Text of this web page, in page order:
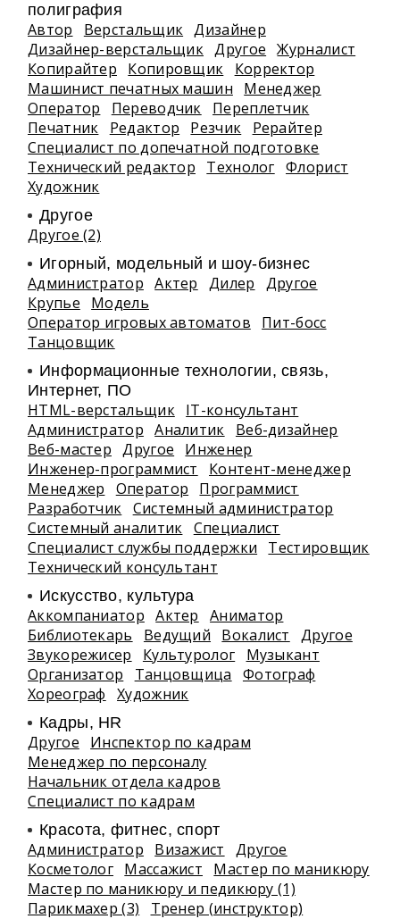
полиграфия
Автор Верстальщик Дизайнер
Дизайнер-верстальщик Другое
Журналист
Копирайтер
Копировщик
Корректор
Машинист печатных машин
Менеджер
Оператор
Переводчик
Переплетчик
Печатник
Редактор Резчик
Рерайтер
Специалист по допечатной подготовке
Технический редактор
Технолог Флорист
Художник
Другое
Другое (2)
Игорный, модельный и шоу-бизнес
Администратор Актер Дилер
Другое
Крупье
Модель
Оператор игровых автоматов
Пит-босс
Танцовщик
Информационные технологии, связь,
Интернет, ПО
HTML-верстальщик IT-консультант
Администратор
Аналитик
Веб-дизайнер
Веб-мастер
Другое
Инженер
Инженер-программист
Контент-менеджер
Менеджер
Оператор
Программист
Разработчик Системный администратор
Системный аналитик Специалист
Специалист службы поддержки
Тестировщик
Технический консультант
Искусство, культура
Аккомпаниатор Актер
Аниматор
Библиотекарь
Ведущий Вокалист
Другое
Звукорежисер
Культуролог
Музыкант
Организатор
Танцовщица
Фотограф
Хореограф
Художник
Кадры, HR
Другое
Инспектор по кадрам
Менеджер по персоналу
Начальник отдела кадров
Специалист по кадрам
Красота, фитнес, спорт
Администратор Визажист
Другое
Косметолог Массажист
Мастер по маникюру
Мастер по маникюру и педикюру (1)
Парикмахер (3)
Тренер (инструктор)